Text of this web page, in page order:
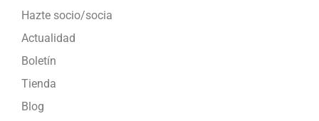
Hazte socio/socia
Actualidad
Boletín
Tienda
Blog